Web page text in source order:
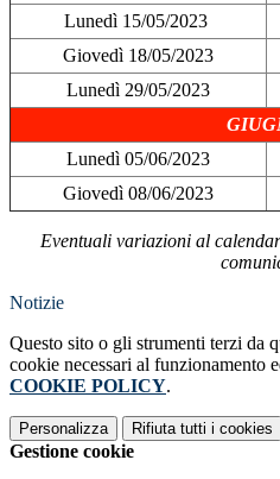
Lunedì 15/05/2023
Giovedì 18/05/2023
Lunedì 29/05/2023
Lunedì 05/06/2023
Giovedì 08/06/2023
Eventuali variazioni al
Notizie
Questo sito o gli strumenti terzi da
cookie necessari al funzionamento
COOKIE POLICY.
Personalizza Rifiuta tutti i cookies
Gestione cookie